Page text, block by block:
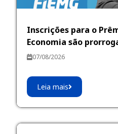
Inscrições para o
Economia são
07/08/2026
Leia mais